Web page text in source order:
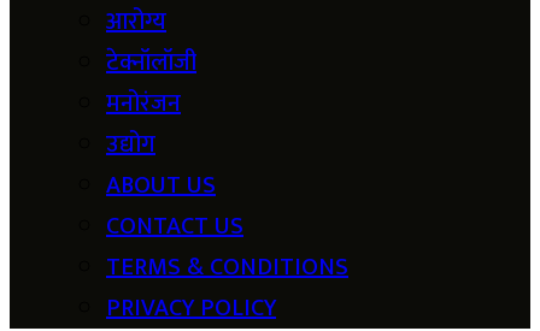
आरोग्य
टेक्नॉलॉजी
मनोरंजन
उद्योग
ABOUT US
CONTACT US
TERMS & CONDITIONS
PRIVACY POLICY